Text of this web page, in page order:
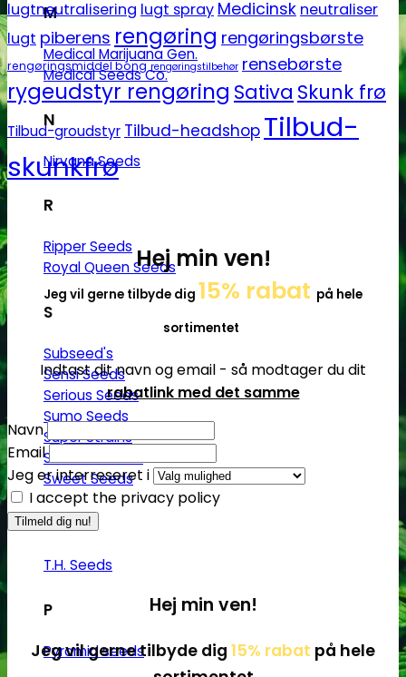
M
Medical Marijuana Gen.
Medical Seeds Co.
N
Nirvana Seeds
R
Ripper Seeds
Royal Queen Seeds
S
Subseed's
Sensi Seeds
Serious Seeds
Sumo Seeds
Super Strains
Seedsman Co.
Sweet Seeds
T
T.H. Seeds
P
Pyramid seeds
lugtneutralisering lugt spray Medicinsk neutraliser
lugt piberens rengøring rengøringsbørste
rengøringsmiddel bong rengøringstilbehør rensebørste
rygeudstyr rengøring Sativa Skunk frø
Tilbud-groudstyr Tilbud-headshop Tilbud-
skunkfrø
Hej min ven!
Jeg vil gerne tilbyde dig 15% rabat på hele
sortimentet
Indtast dit navn og email - så modtager du dit
rabatlink med det samme
Navn
Email
Jeg er interreseret i
I accept the privacy policy
Hej min ven!
Jeg vil gerne tilbyde dig 15% rabat på hele